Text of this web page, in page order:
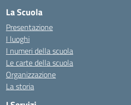
La Scuola
Presentazione
I luoghi
I numeri della scuola
Le carte della scuola
Organizzazione
La storia